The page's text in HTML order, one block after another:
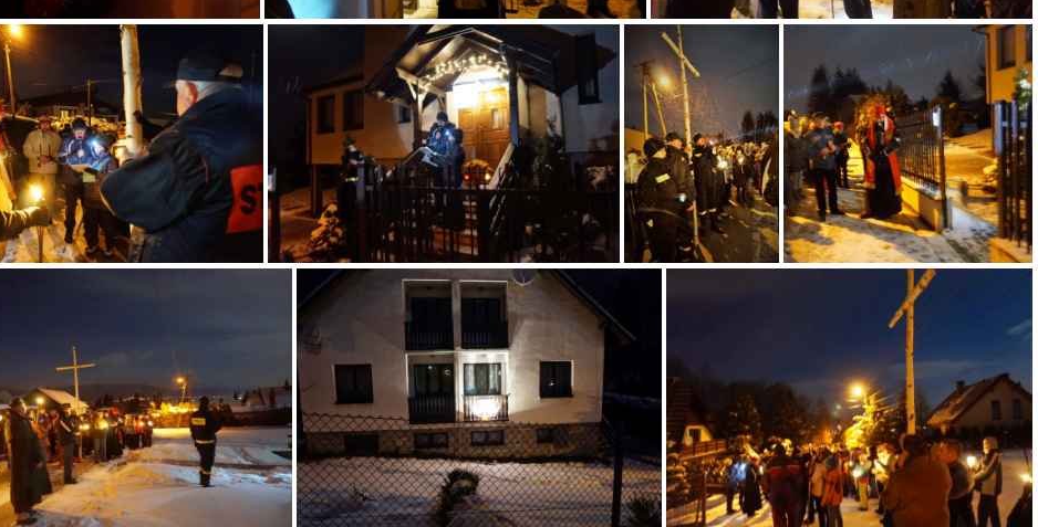
dsc02988 31460613834 o dsc02991 31460613594 o dsc02992 32152749552 o
dsc02996 31491729613 o dsc03000 32152747472 o dsc03002 31460611534 o